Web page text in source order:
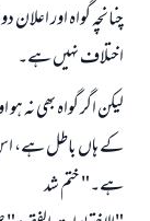
چنانچہ گواہ اور
اختلاف نہیں ہے۔
لیکن اگر گواہ بھی نہ
کے ہاں باطل ہے،
ہے۔" ختم شد